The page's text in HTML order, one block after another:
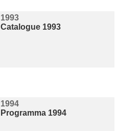
1993
Catalogue 1993
1994
Programma 1994